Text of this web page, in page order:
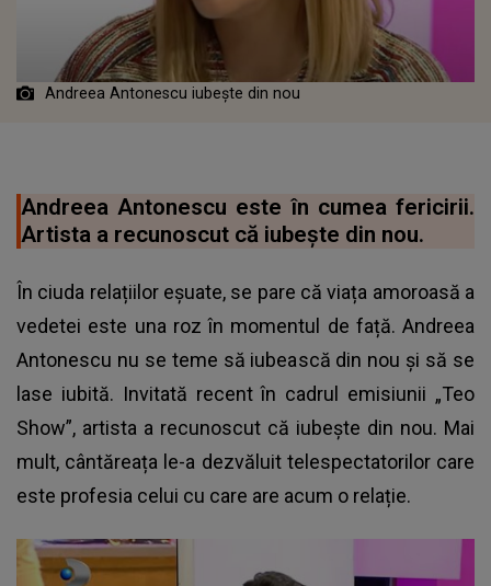
Andreea Antonescu iubește din nou
Andreea Antonescu este în cumea fericirii.
Artista a recunoscut că iubește din nou.
În ciuda relațiilor eșuate, se pare că viața amoroasă a
vedetei este una roz în momentul de față. Andreea
Antonescu nu se teme să iubească din nou și să se
lase iubită. Invitată recent în cadrul emisiunii „Teo
Show”, artista a recunoscut că iubește din nou. Mai
mult, cântăreața le-a dezvăluit telespectatorilor care
este profesia celui cu care are acum o relație.